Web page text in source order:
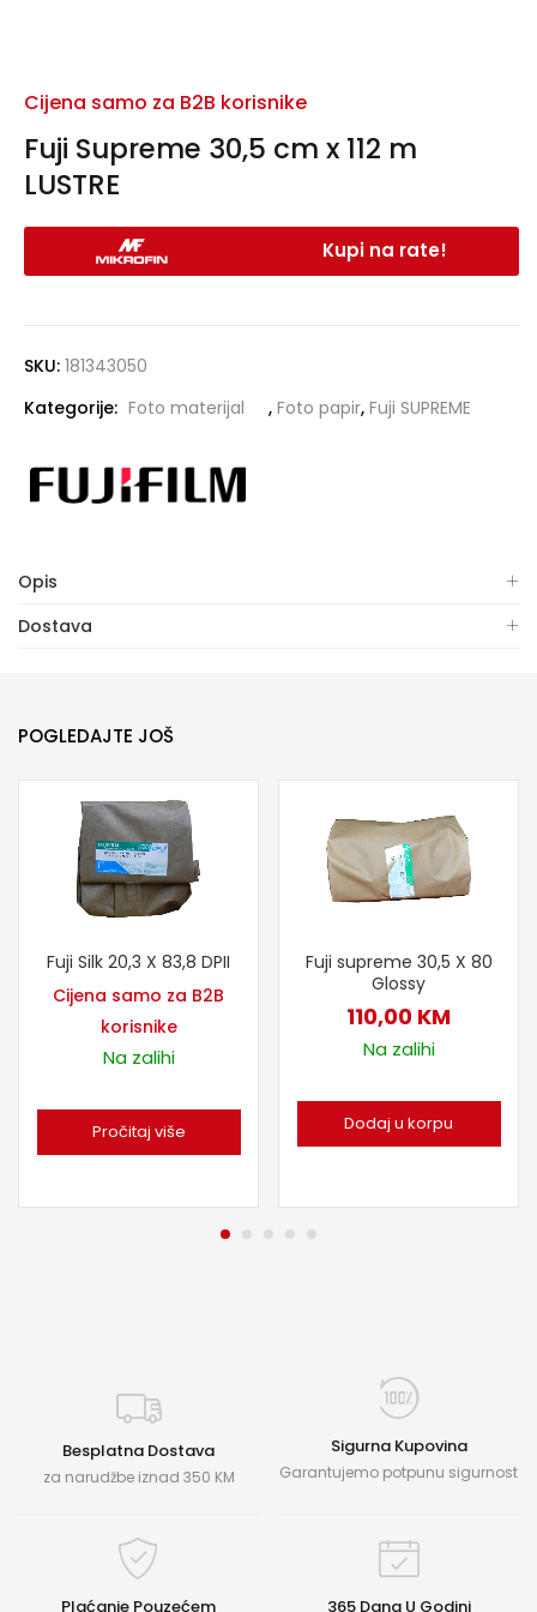
Fuji Supreme 30,5 cm x 112 m
LUSTRE
Cijena samo za B2B korisnike
Kupi na rate!
SKU: 181343050
Kategorije: Foto materijal , Foto papir, Fuji SUPREME
Opis
Dostava
POGLEDAJTE JOŠ
Fuji Silk 20,3 X 83,8 DPII
Cijena samo za B2B
korisnike
Na zalihi
Pročitaj više
Fuji supreme 30,5 X 80
Glossy
110,00 KM
Na zalihi
Dodaj u korpu
Besplatna Dostava
za narudžbe iznad 350 KM
Sigurna Kupovina
Garantujemo potpunu sigurnost
Plaćanje Pouzećem 365 Dana U Godini